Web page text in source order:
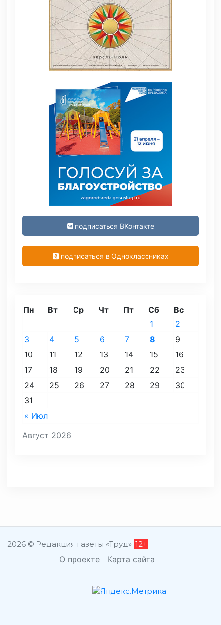
подписаться ВКонтакте
подписаться в Одноклассниках
Август 2026
Пн Вт Ср Чт Пт Сб Вс
« Июл
1
2
3
4 5 6 7 8
9
10
11 12 13 14 15
16
17
18 19 20 21 22
23
24
25 26 27 28 29
30
31
2026 © Редакция газеты «Труд» 12+
О проекте Карта сайта